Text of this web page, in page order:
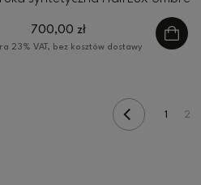
700,00 zł
23% VAT, bez kosztów dostawy
1 2